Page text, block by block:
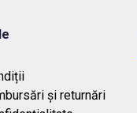
și returnări